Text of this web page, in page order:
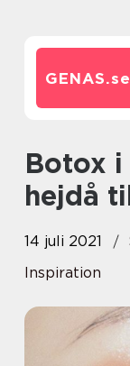
GENAS.se
Botox i Östermalm säger
hejdå
14 juli 2021
Inspiration